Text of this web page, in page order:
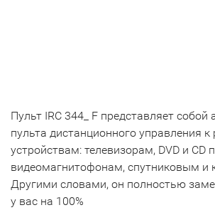
Пульт IRC 344_ F представляет собой
пульта дистанционного управления
устройствам: телевизорам, DVD и CD
видеомагнитофонам, спутниковым и
Другими словами, он полностью
у вас на 100%